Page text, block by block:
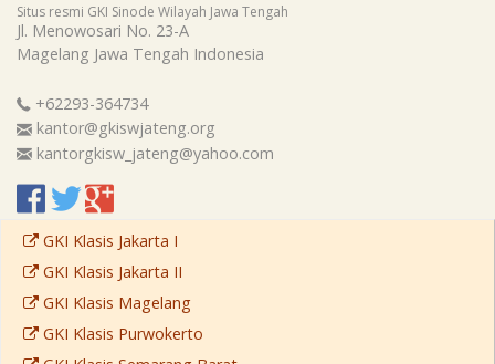
Situs resmi GKI Sinode Wilayah Jawa Tengah
Jl. Menowosari No. 23-A
Magelang Jawa Tengah Indonesia
+62293-364734
kantor@gkiswjateng.org
kantorgkisw_jateng@yahoo.com
GKI Klasis Jakarta I
GKI Klasis Jakarta II
GKI Klasis Magelang
GKI Klasis Purwokerto